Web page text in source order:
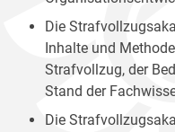
Die
Inhalte und
Strafvollzug, der
Stand der
Die